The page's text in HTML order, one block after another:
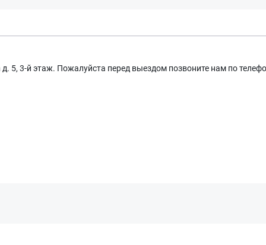
5, 3-й этаж. Пожалуйста перед выездом позвоните нам по